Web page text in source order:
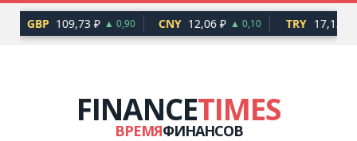
GBP 109,73 ₽ ▲ 0,90 CNY 12,06 ₽ ▲ 0,10 TRY 17,13 ₽
FINANCETIMES
ВРЕМЯФИНАНСОВ